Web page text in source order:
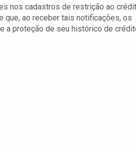
nos cadastros de restrição ao
que, ao receber tais notificações, os
a proteção de seu histórico de